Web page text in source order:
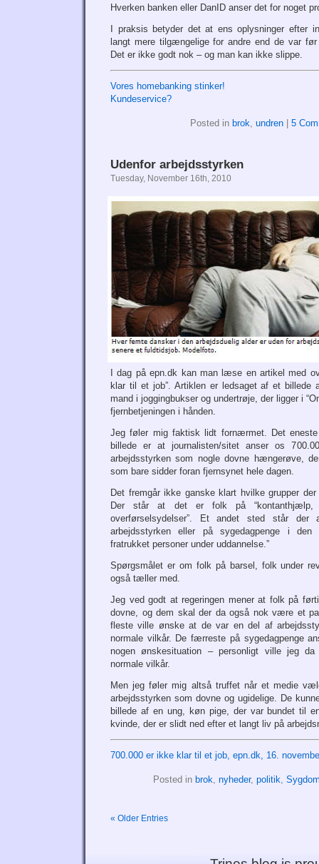
Hverken banken eller DanID anser det for noget
I praksis betyder det at ens oplysninger efter
langt mere tilgængelige for andre end de var
Det er ikke godt nok – og man kan ikke slippe.
Vores homebanking stinker!
Kundeservice?
Posted in brok, undren| 5
Udenfor arbejdsstyrken
Tuesday, November 16th, 2010
I dag på epn.dk kan man læse en artikel med
klar til et job”. Artiklen er ledsaget af et
mand i joggingbukser og undertrøje, der ligger i
fjernbetjeningen i hånden.
Jeg føler mig faktisk lidt fornærmet. Det
billede er at journalisten/sitet anser os
arbejdsstyrken som nogle dovne hængerøve,
som bare sidder foran fjernsynet hele dagen.
Det fremgår ikke ganske klart hvilke grupper
Der står at det er folk på “kontanthjælp,
overførselsydelser”. Et andet sted står
arbejdsstyrken eller på sygedagpenge i den
fratrukket personer under uddannelse.”
Spørgsmålet er om folk på barsel, folk under
også tæller med.
Jeg ved godt at regeringen mener at folk på
dovne, og dem skal der da også nok være et
fleste ville ønske at de var en del af
normale vilkår. De færreste på sygedagpenge
nogen ønskesituation – personligt ville jeg
normale vilkår.
Men jeg føler mig altså truffet når et medie
arbejdsstyrken som dovne og ugidelige. De
billede af en ung, køn pige, der var bundet til
kvinde, der er slidt ned efter et langt liv på
700.000 er ikke klar til et job, epn.dk, 16.
Posted in brok, nyheder, politik,
« Older Entries